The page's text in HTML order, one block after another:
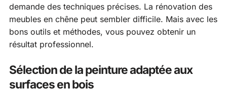
demande des techniques précises. La rénovation des
meubles en chêne peut sembler difficile. Mais avec les
bons outils et méthodes, vous pouvez obtenir un
résultat professionnel.
Sélection de la peinture adaptée aux
surfaces en bois